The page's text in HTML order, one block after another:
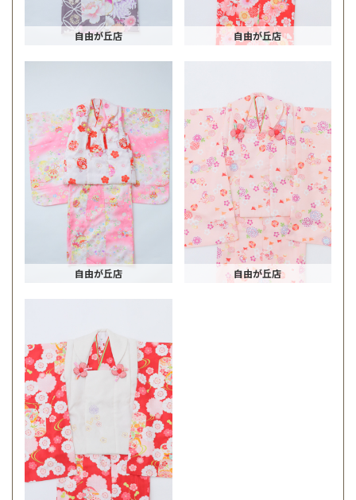
自由が丘店 自由が丘店
自由が丘店 自由が丘店